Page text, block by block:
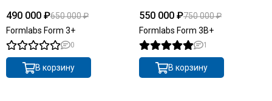
490 000 ₽650 000 ₽
Formlabs Form 3+
0
В корзину
550 000 ₽750 000 ₽
Formlabs Form 3B+
1
В корзину